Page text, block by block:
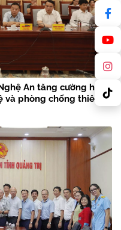
An tăng cường hợp
phòng chống thiên